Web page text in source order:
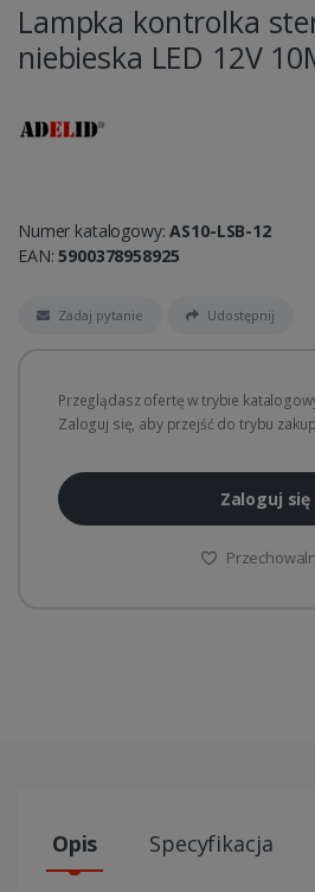
Lampka kontrolka
niebieska LED 12V
Numer katalogowy:AS10-LSB-12
EAN:5900378958925
Zadaj pytanie Udostępnij
Przeglądasz ofertę w trybie
Zaloguj się, aby przejść do trybu
Zaloguj się
Opis Specyfikacja